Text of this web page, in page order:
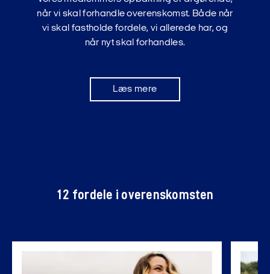
når vi skal forhandle overenskomst. Både når
vi skal fastholde fordele, vi allerede har, og
når nyt skal forhandles.
Læs mere
12 fordele i overenskomsten